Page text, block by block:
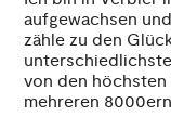
aufgewachsen
zähle zu den
von den
mehreren